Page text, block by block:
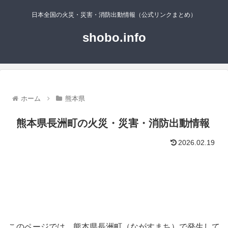
日本全国の火災・災害・消防出動情報（公式リンクまとめ）
shobo.info
ホーム 熊本県
熊本県長洲町の火災・災害・消防出動情報
2026.02.19